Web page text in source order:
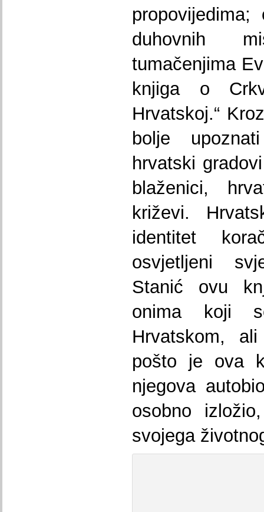
duhovnih
tumačenjima
knjiga o
Hrvatskoj.“
bolje
hrvatski
blaženici,
križevi.
identitet
osvjetljeni
Stanić ovu
onima koji
Hrvatskom,
pošto je ova
njegova
osobno
svojega